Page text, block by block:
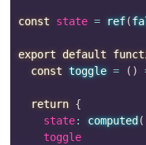
const state = ref(
export default
const toggle = ( )
return {
    state
: computed (
    toggle